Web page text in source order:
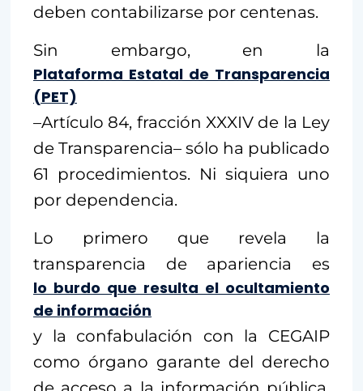
deben contabilizarse por centenas.
Sin embargo, en la
Plataforma Estatal de Transparencia
(PET)
–Artículo 84, fracción XXXIV de la Ley
de Transparencia– sólo ha publicado
61 procedimientos. Ni siquiera uno
por dependencia.
Lo primero que revela la
transparencia de apariencia es
lo burdo que resulta el ocultamiento
de información
y la confabulación con la CEGAIP
como órgano garante del derecho